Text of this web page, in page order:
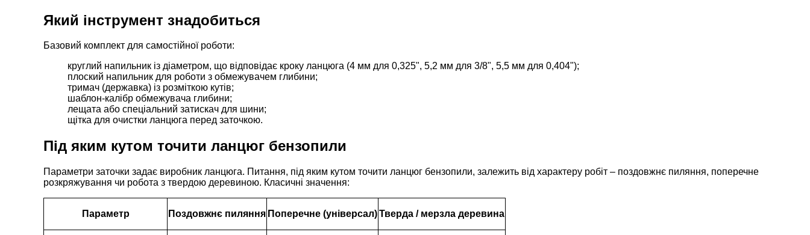
Який інструмент знадобиться
Базовий комплект для самостійної роботи:
круглий напильник із діаметром, що відповідає кроку ланцюга (4 мм для 0,325", 5,2 мм для 3/8", 5,5 мм для 0,404");
плоский напильник для роботи з обмежувачем глибини;
тримач (державка) із розміткою кутів;
шаблон-калібр обмежувача глибини;
лещата або спеціальний затискач для шини;
щітка для очистки ланцюга перед заточкою.
Під яким кутом точити ланцюг бензопили
Параметри заточки задає виробник ланцюга. Питання, під яким кутом точити ланцюг бензопили, залежить від характеру робіт – поздовжнє пиляння, поперечне
розкряжування чи робота з твердою деревиною. Класичні значення:
Параметр Поздовжнє пиляння Поперечне (універсал)Тверда / мерзла деревина